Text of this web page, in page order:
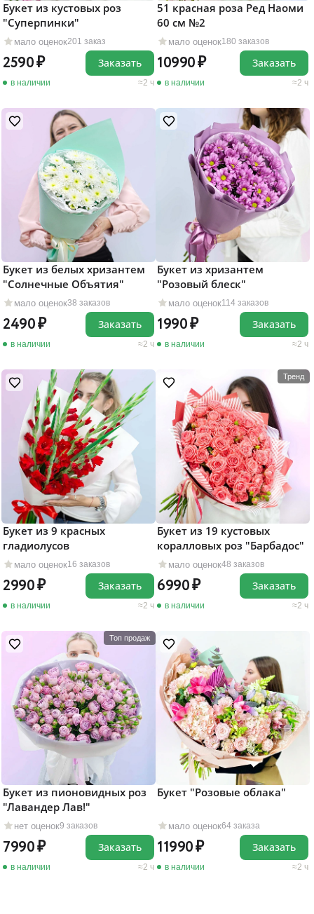
мало оценок201 заказ
Букет из кустовых роз
"Суперпинки"
2590
в наличии 2 ч
Заказать
мало оценок180 заказов
51 красная роза Ред Наоми
60 см №2
10990
в наличии 2 ч
Заказать
мало оценок38 заказов
Букет из белых хризантем
"Солнечные Объятия"
2490
в наличии 2 ч
Заказать
мало оценок114 заказов
Букет из хризантем
"Розовый блеск"
1990
в наличии 2 ч
Заказать
мало оценок16 заказов
Букет из 9 красных
гладиолусов
2990
в наличии 2 ч
Заказать
Тренд
мало оценок48 заказов
Букет из 19 кустовых
коралловых роз "Барбадос"
6990
в наличии 2 ч
Заказать
Топ продаж
нет оценок9 заказов
Букет из пионовидных роз
"Лавандер Лав!"
7990
в наличии 2 ч
Заказать
мало оценок64 заказа
Букет "Розовые облака"
11990
в наличии 2 ч
Заказать